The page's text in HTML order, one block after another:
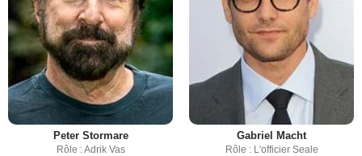
Peter Stormare
Rôle : Adrik Vas
Gabriel Macht
Rôle : L'officier Seale